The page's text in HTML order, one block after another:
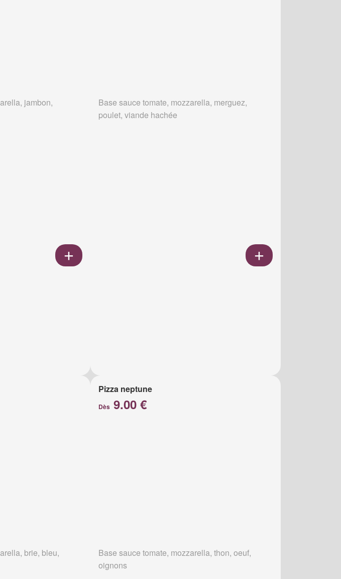
jambon,
Base sauce tomate, mozzarella, merguez,
poulet, viande hachée
brie, bleu,
Pizza neptune
Dès 9.00 €
Base sauce tomate, mozzarella, thon, oeuf,
oignons